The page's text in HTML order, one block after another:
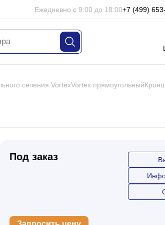
Ежедневно с 9:00 до 18:00+7 (499)
сечения VortexVortex прямоугольный
Под заказ